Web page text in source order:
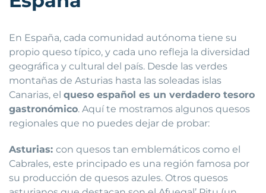
En España, cada comunidad autónoma tiene su
propio queso típico, y cada uno refleja la diversidad
geográfica y cultural del país. Desde las verdes
montañas de Asturias hasta las soleadas islas
Canarias, el queso español es un verdadero tesoro
gastronómico. Aquí te mostramos algunos quesos
regionales que no puedes dejar de probar:
Asturias: con quesos tan emblemáticos como el
Cabrales, este principado es una región famosa por
su producción de quesos azules. Otros quesos